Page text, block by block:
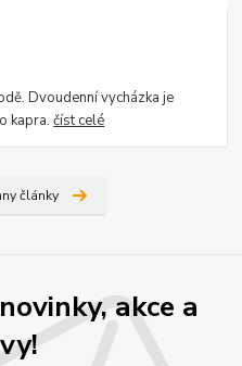
Dvoudenní vycházka je
kapra.číst celé
články
akce a